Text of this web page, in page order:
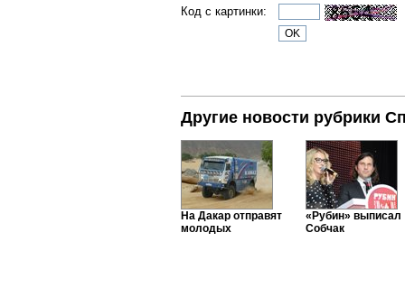
Код с картинки:
Другие новости рубрики
На Дакар отправят
молодых
«Рубин» выписал
Собчак